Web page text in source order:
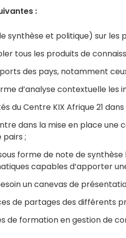
:
synthèse et politique) sur
tous les produits de
des pays, notamment
d’analyse contextuelle les
du Centre KIX Afrique 21
dans la mise en place une
;
forme de note de
capables d’apporter
un canevas de
de partages des différents
de formation en gestion de